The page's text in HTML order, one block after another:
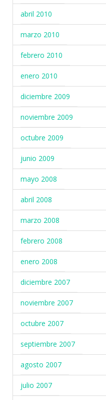
abril 2010
marzo 2010
febrero 2010
enero 2010
diciembre 2009
noviembre 2009
octubre 2009
junio 2009
mayo 2008
abril 2008
marzo 2008
febrero 2008
enero 2008
diciembre 2007
noviembre 2007
octubre 2007
septiembre 2007
agosto 2007
julio 2007